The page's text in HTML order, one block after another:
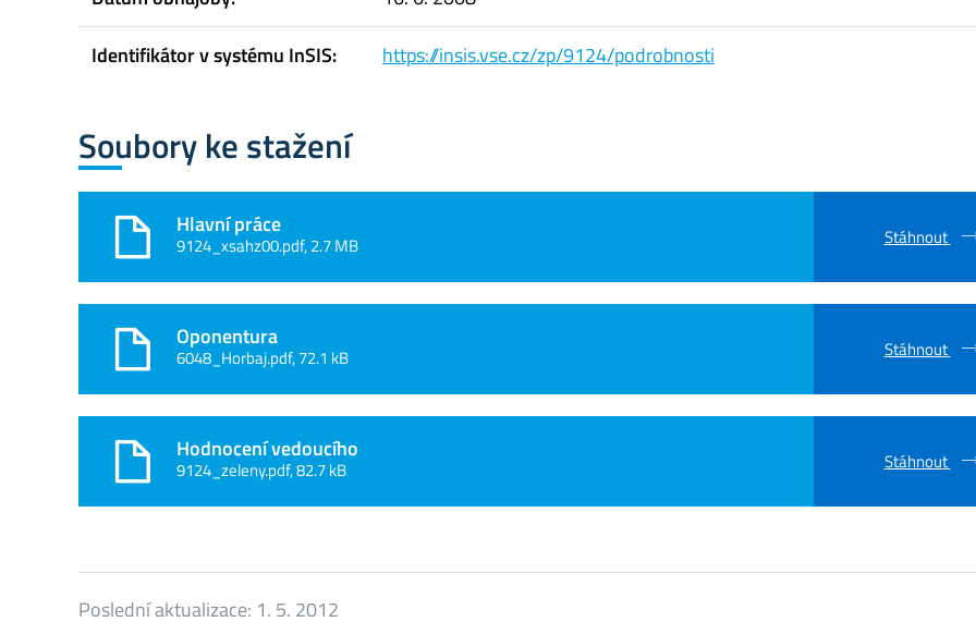
Identifikátor v systému InSIS:
https://insis.vse.cz/zp/9124/podrobnosti
Soubory ke stažení
Hlavní práce
9124_xsahz00.pdf, 2.7 MB Stáhnout
Oponentura
6048_Horbaj.pdf, 72.1 kB Stáhnout
Hodnocení vedoucího
9124_zeleny.pdf, 82.7 kB Stáhnout
Poslední aktualizace: 1. 5. 2012